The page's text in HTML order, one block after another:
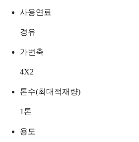
사용연료
경유
가변축
4X2
톤수(최대적재량)
1 톤
용도